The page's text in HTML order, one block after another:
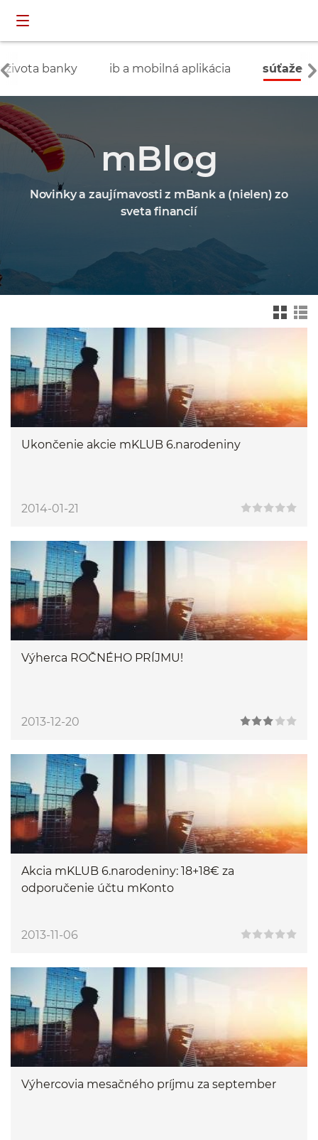
života banky ib a mobilná aplikácia súťaže
mBlog
Novinky a zaujímavosti z mBank a (nielen) zo
sveta financií
widok drz
ewa
felkowy
Ukončenie akcie mKLUB 6.narodeniny
2014-01-21
Výherca ROČNÉHO PRÍJMU!
2013-12-20
Akcia mKLUB 6.narodeniny: 18+18€ za
odporučenie účtu mKonto
2013-11-06
Výhercovia mesačného príjmu za september